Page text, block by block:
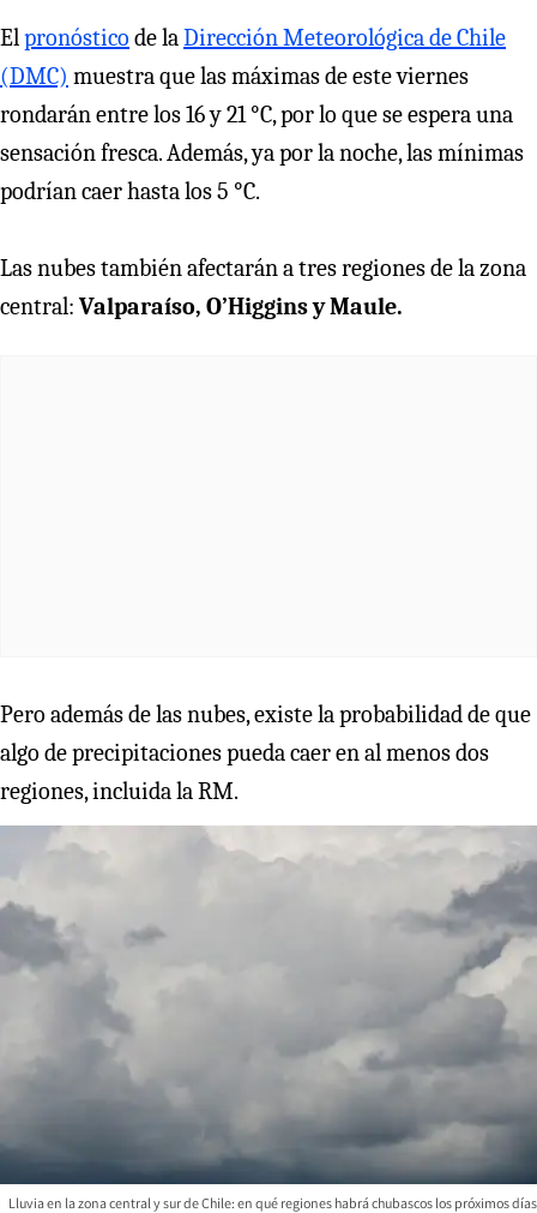
Elpronóstico de laDirección Meteorológica de Chile
(DMC) muestra que las máximas de este viernes
rondarán entre los 16 y 21 °C, por lo que se espera una
sensación fresca. Además, ya por la noche, las mínimas
podrían caer hasta los 5 °C.
Las nubes también afectarán a tres regiones de la zona
central: Valparaíso, O’Higgins y Maule.
Pero además de las nubes, existe la probabilidad de que
algo de precipitaciones pueda caer en al menos dos
regiones, incluida la RM.
Lluvia en la zona central y sur de Chile: en qué regiones habrá chubascos los próximos días